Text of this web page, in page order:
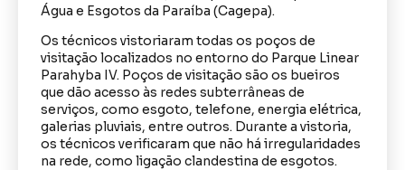
Água e Esgotos da Paraíba (Cagepa).
Os técnicos vistoriaram todas os poços de
visitação localizados no entorno do Parque Linear
Parahyba IV. Poços de visitação são os bueiros
que dão acesso às redes subterrâneas de
serviços, como esgoto, telefone, energia elétrica,
galerias pluviais, entre outros. Durante a vistoria,
os técnicos verificaram que não há irregularidades
na rede, como ligação clandestina de esgotos.